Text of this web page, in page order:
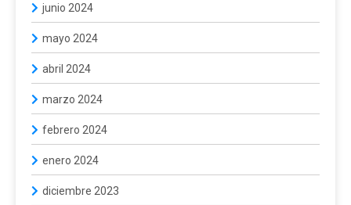
junio 2024
mayo 2024
abril 2024
marzo 2024
febrero 2024
enero 2024
diciembre 2023